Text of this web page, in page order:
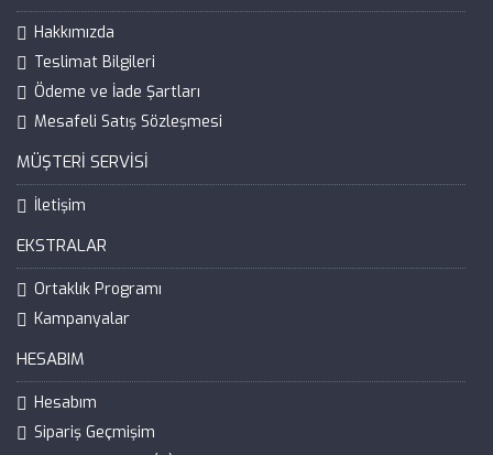
Hakkımızda
Teslimat Bilgileri
Ödeme ve İade Şartları
Mesafeli Satış Sözleşmesi
MÜŞTERI SERVISI
İletişim
EKSTRALAR
Ortaklık Programı
Kampanyalar
HESABIM
Hesabım
Sipariş Geçmişim